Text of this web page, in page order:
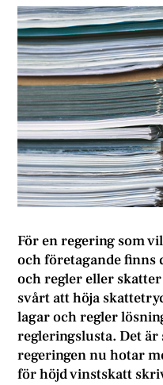
För en regering som
och företagande finns
och regler eller
svårt att höja
lagar och regler
regleringslusta. Det
regeringen nu hotar
för höjd vinstskatt